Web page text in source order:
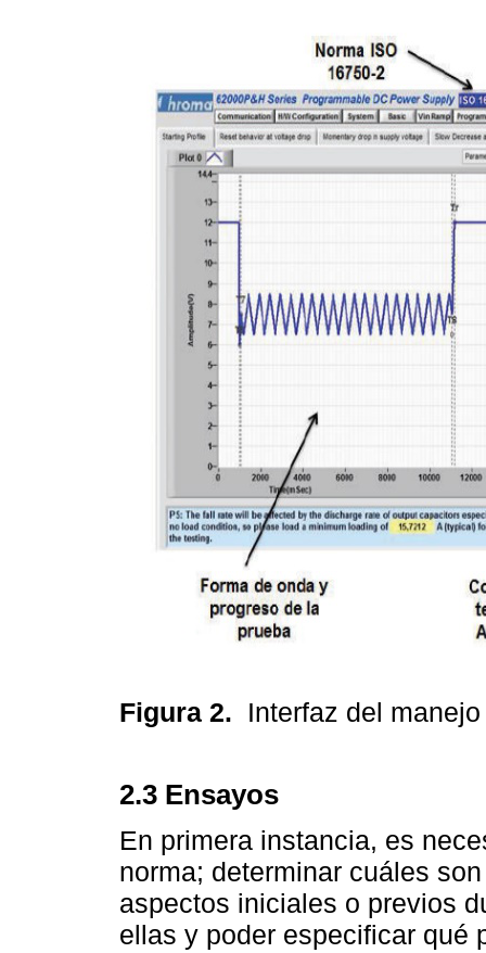
Figura 2. Interfaz del
2.3 Ensayos
En primera instancia, es
norma; determinar cuáles
aspectos iniciales o previos
ellas y poder especificar qué